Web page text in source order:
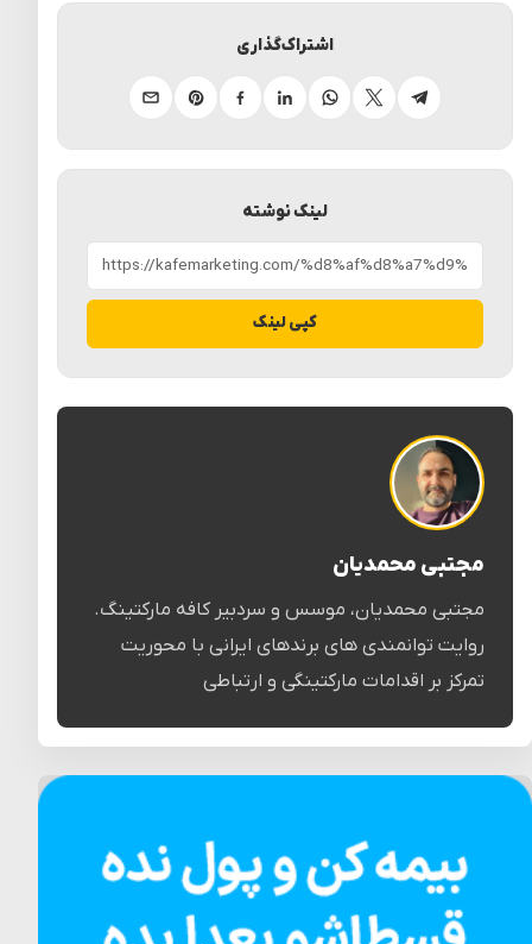
لینک نوشته
کپی لینک
اشتراک‌گذاری
تلگرامایکسواتساپلینکدینفیسبوکپینترستایمیل
مجتبی محمدیان
مجتبی محمدیان، موسس و سردبیر کافه مارکتینگ.
روایت توانمندی های برندهای ایرانی با محوریت
تمرکز بر اقدامات مارکتینگی و ارتباطی